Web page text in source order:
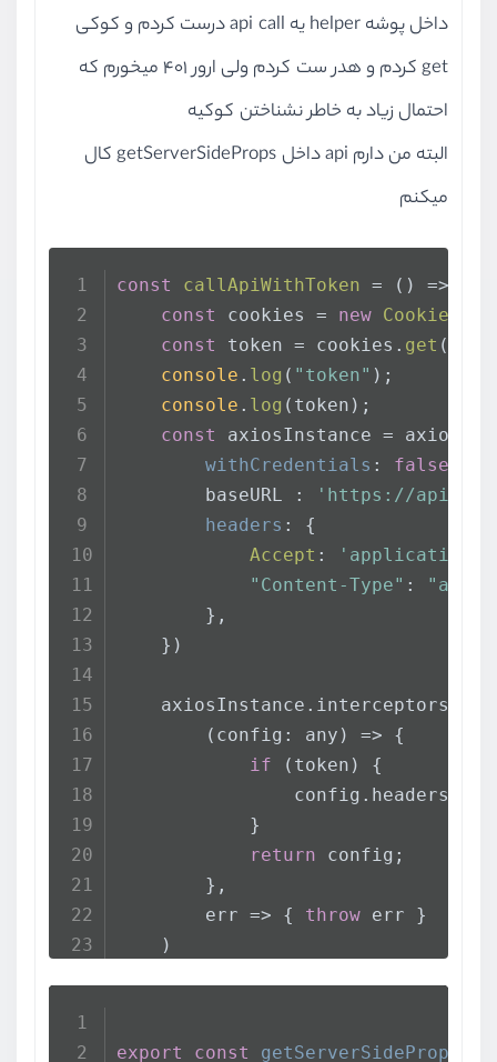
داخل پوشه helper یه api call درست کردم و کوکی
get کردم و هدر ست کردم ولی ارور 401 میخورم که
احتمال زیاد به خاطر نشناختن کوکیه
البته من دارم api داخل getServerSideProps کال
میکنم
const callApiWithToken = ( ) => {
const
cookies = new Cookies
const
token = cookies. get (
console . log ( "token" );
console . log (token);
const
axiosInstance = axios.
withCredentials : false
        baseURL :
'https://
headers : {
Accept :
'application/
"Content-Type" :
        },
    })
    axiosInstance.
interceptors
( config: any ) => {
if (token) {
                config.
headers
            }
return config;
        },
err => { throw err }
    )
export const getServerSideProps